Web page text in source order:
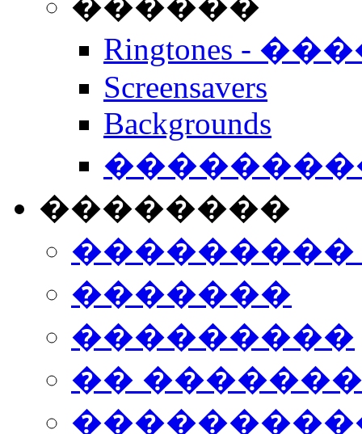
Ringtones -
Screensavers
Backgrounds
��������
���������
�������
���������
��